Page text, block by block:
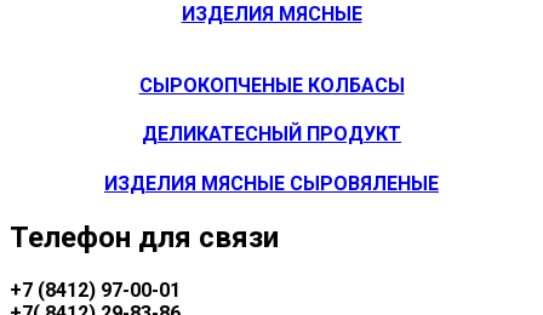
ИЗДЕЛИЯ МЯСНЫЕ
СЫРОКОПЧЕНЫЕ КОЛБАСЫ
ДЕЛИКАТЕСНЫЙ ПРОДУКТ
ИЗДЕЛИЯ МЯСНЫЕ СЫРОВЯЛЕНЫЕ
Телефон для связи
+7 (8412) 97-00-01